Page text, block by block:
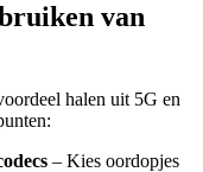
van
halen uit 5G en
– Kies oordopjes